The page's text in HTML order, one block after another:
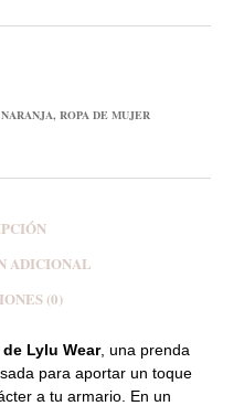
, ROPA DE MUJER
ADICIONAL
(0)
de Lylu Wear, una prenda
para aportar un toque
a tu armario. En un